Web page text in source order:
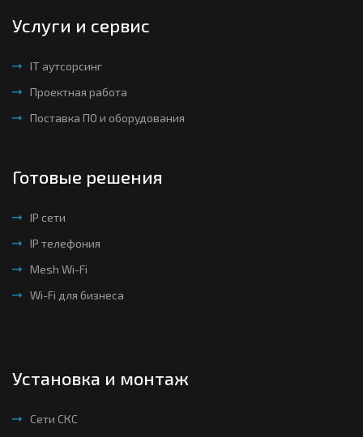
Услуги и сервис
IT аутсорсинг
Проектная работа
Поставка ПО и оборудования
Готовые решения
IP сети
IP телефония
Mesh Wi-Fi
Wi-Fi для бизнеса
Установка и монтаж
Сети СКС